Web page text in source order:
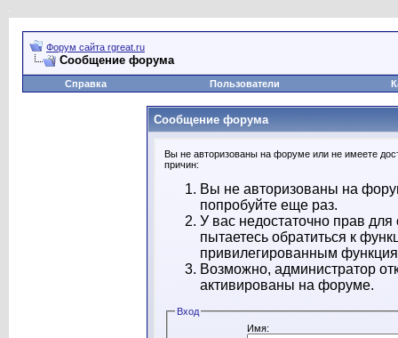
Форум сайта rgreat.ru
Сообщение форума
Справка Пользователи
Сообщение форума
Вы не авторизованы на форуме или не имеете
причин:
Вы не авторизованы на
попробуйте еще раз.
У вас недостаточно прав
пытаетесь обратиться к
привилегированным
Возможно, администратор
активированы на форуме.
Вход
Имя: